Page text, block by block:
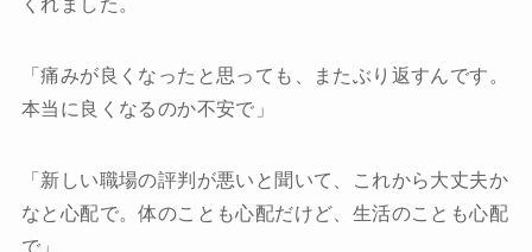
「痛みが良くなったと思っても、またぶり返すんです。
本当に良くなるのか不安で」
「新しい職場の評判が悪いと聞いて、これから大丈夫か
なと心配で。体のことも心配だけど、生活のことも心配
で」